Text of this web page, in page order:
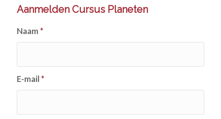
Aanmelden Cursus Planeten
Naam *
E-mail *